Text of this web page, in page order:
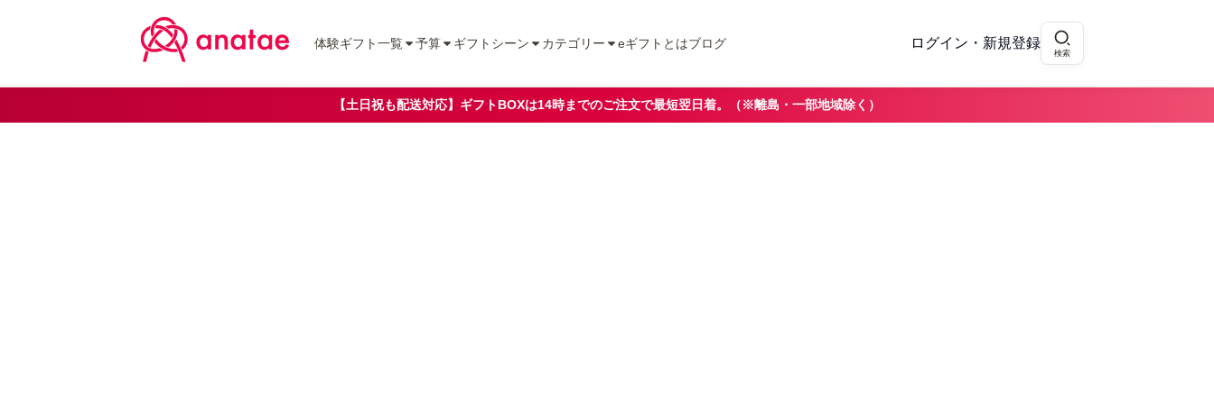
体験ギフト一覧 予算 ギフトシーン カテゴリー eギフトとはブログ ログイン・新規登録
検索
【土日祝も配送対応】ギフトBOXは14時までのご注文で最短翌日着。（※離島・一部地域除く）